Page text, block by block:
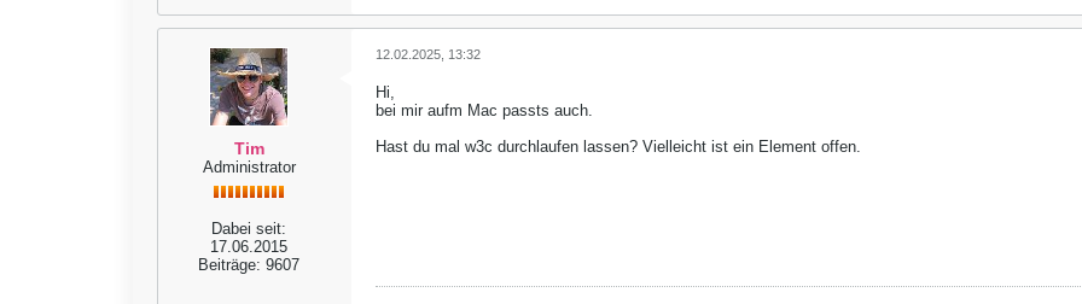
Tim
Administrator
Dabei seit:
17.06.2015
Beiträge: 9607
12.02.2025, 13:32
Hi,
bei mir aufm Mac passts auch.
Hast du mal w3c durchlaufen lassen? Vielleicht ist ein Element offen.